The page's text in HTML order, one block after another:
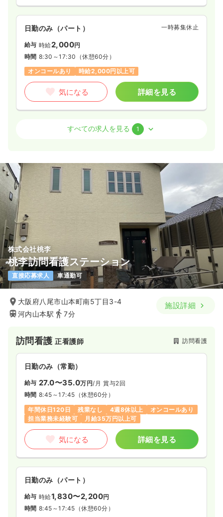
日勤のみ（パート） 一時募集休止
給与 時給2,000円
時間 8:30～17:30 （休憩60分）
オンコールあり
時給2,000円以上可
気になる 詳細を見る
正・准看護師
給与 33.5万円〜 /月 賞与1ヶ月
8:30～17:30
（休憩60分）
日祝休み
詳細を見る
すべての求人を見る 1
株式会社桃李
桃李訪問看護ステーション
直接応募求人 車通勤可
大阪府八尾市山本町南5丁目3-4
河内山本駅
7分
施設詳細
訪問看護正看護師 訪問看護
日勤のみ（常勤）
給与 27.0〜35.0万円/月 賞与2回
時間 8:45～17:45 （休憩60分）
年間休日120日
残業なし 4週8休以上
オンコールあり
担当業務未経験可
月給35万円以上可
気になる 詳細を見る
日勤のみ（パート）
給与 時給1,830〜2,200円
時間 8:45～17:45 （休憩60分）